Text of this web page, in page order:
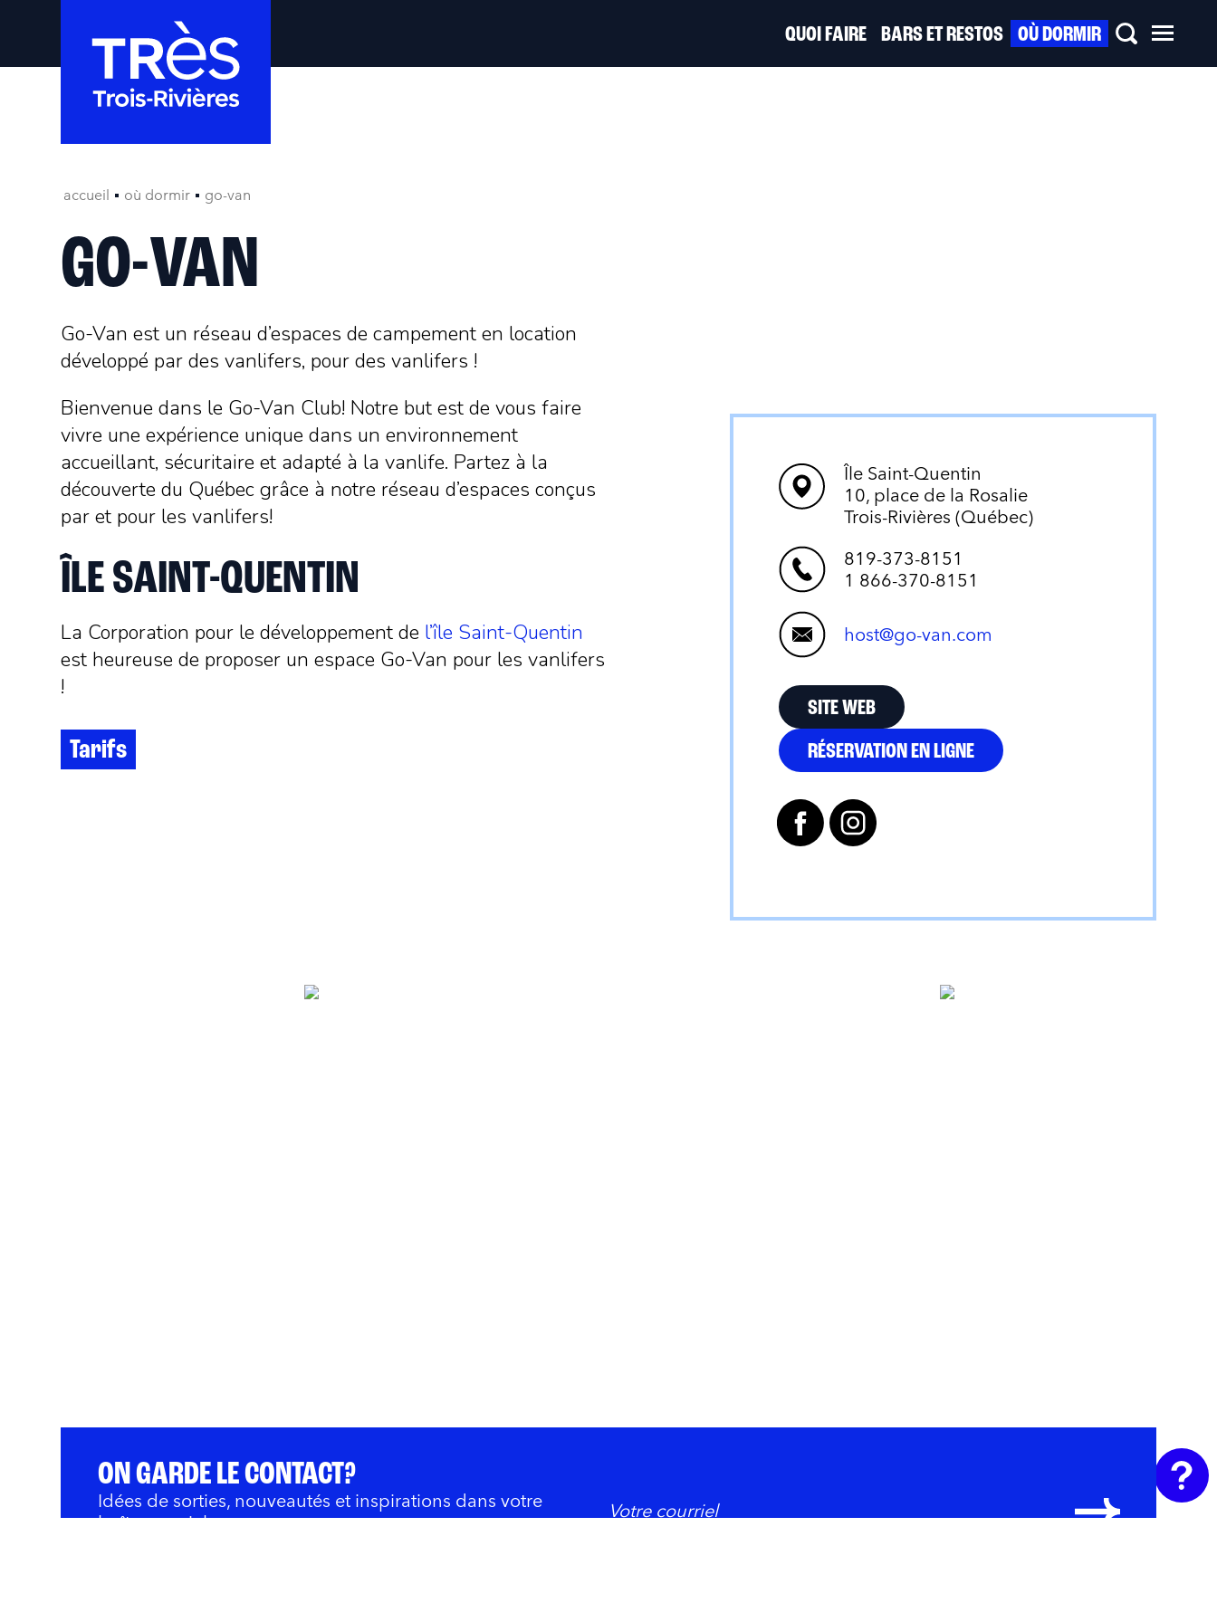
QUOI FAIRE BARS ET RESTOS OÙ DORMIR
accueil où dormir go-van
GO-VAN
Go-Van est un réseau d’espaces de campement en location
développé par des vanlifers, pour des vanlifers !
Bienvenue dans le Go-Van Club! Notre but est de vous faire
vivre une expérience unique dans un environnement
accueillant, sécuritaire et adapté à la vanlife. Partez à la
découverte du Québec grâce à notre réseau d’espaces conçus
par et pour les vanlifers!
ÎLE SAINT-QUENTIN
La Corporation pour le développement de l’île Saint-Quentin
est heureuse de proposer un espace Go-Van pour les vanlifers
!
Tarifs
Île Saint-Quentin
10, place de la Rosalie
Trois-Rivières (Québec)
819-373-8151
1 866-370-8151
host@go-van.com
SITE WEB
RÉSERVATION EN LIGNE
ON GARDE LE CONTACT?
Idées de sorties, nouveautés et inspirations dans votre
boîte courriel.